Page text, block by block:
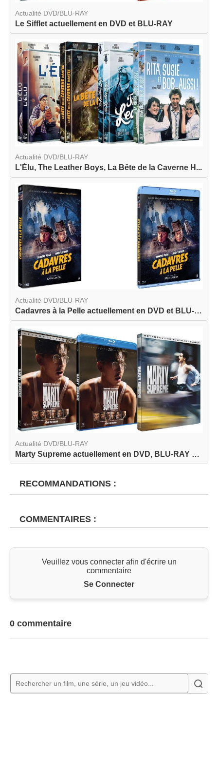
Actualité DVD/BLU-RAY
Le Sifflet actuellement en DVD et BLU-RAY
Actualité DVD/BLU-RAY
L'Élu, The Leather Boys, La Bête de la Caverne H...
Actualité DVD/BLU-RAY
Cadavres à la Pelle actuellement en DVD et BLU-R...
Actualité DVD/BLU-RAY
Marty Supreme actuellement en DVD, BLU-RAY et BL...
RECOMMANDATIONS :
COMMENTAIRES :
Veuillez vous connecter afin d'écrire un
commentaire
Se Connecter
0 commentaire